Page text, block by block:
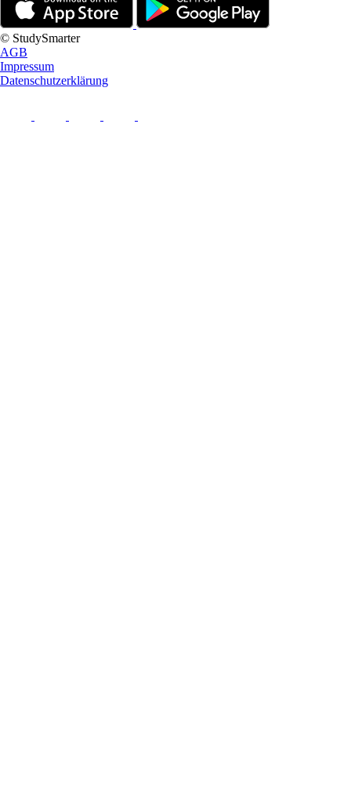
© StudySmarter
AGB
Impressum
Datenschutzerklärung